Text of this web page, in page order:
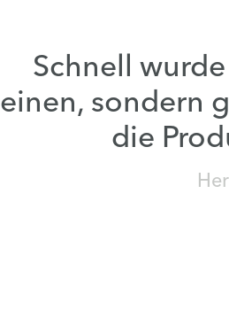
Schnell
einen, sondern
die